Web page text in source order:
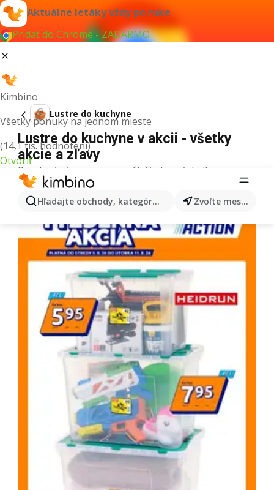
Aktuálne letáky vždy po ruke
Pridať do Chrome - ZADARMO
Kimbino
Všetky ponuky na jednom mieste
(14,1 tis. hodnotení)
Otvoriť
Hľadajte obchody, kategórie, produkty... Zvoľte mesto
Lustre do kuchyne
Lustre do kuchyne v akcii - všetky
akcie a zľavy
Pre daný výraz sme nenašli žiadne výsledky.
Ďalšie letáky z kategórie